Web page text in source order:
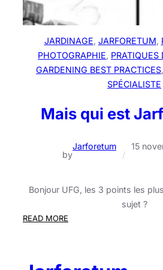
JARDINAGE, JARFORETUM,
PHOTOGRAPHIE, PRATIQUES
GARDENING BEST PRACTICES,
SPÉCIALISTE
Mais qui est
by
Jarforetum
/
15
Bonjour UFG, les 3 points les
sujet ?
READ MORE